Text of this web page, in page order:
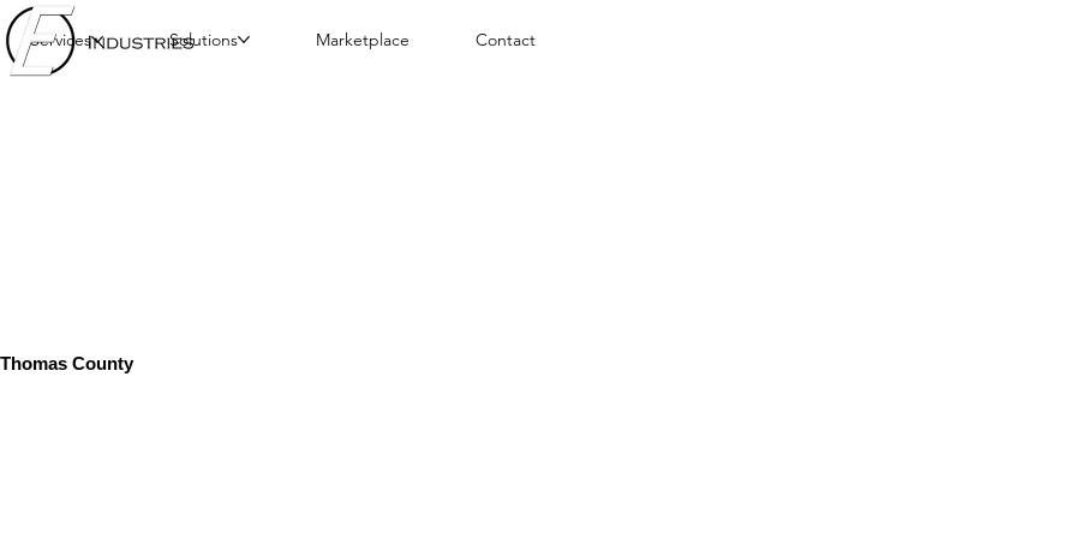
Services Solutions Marketplace Contact
Thomas County